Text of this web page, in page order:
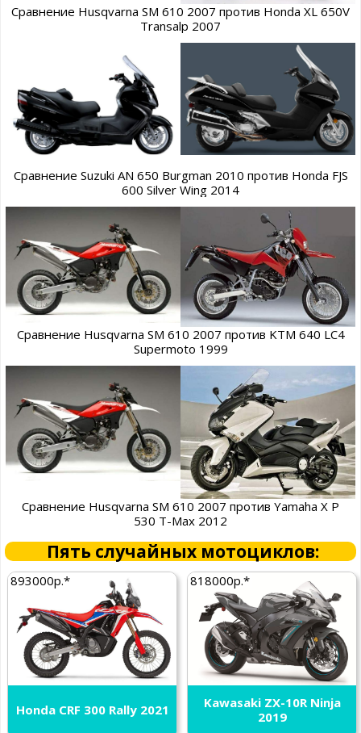
Сравнение Husqvarna SM 610 2007 против Honda XL 650V
Transalp 2007
Сравнение Suzuki AN 650 Burgman 2010 против Honda FJS
600 Silver Wing 2014
Сравнение Husqvarna SM 610 2007 против KTM 640 LC4
Supermoto 1999
Сравнение Husqvarna SM 610 2007 против Yamaha X P
530 T-Max 2012
Пять случайных мотоциклов:
893000р.*
Honda CRF 300 Rally 2021
818000р.*
Kawasaki ZX-10R Ninja
2019